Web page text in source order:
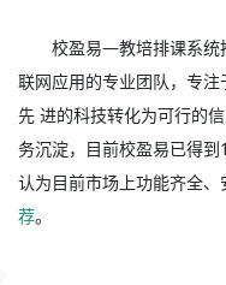
校盈易—教培排课系统
联网应用的专业团队，专
先 进的科技转化为可行的
务沉淀，目前校盈易已得
认为目前市场上功能齐全
荐。